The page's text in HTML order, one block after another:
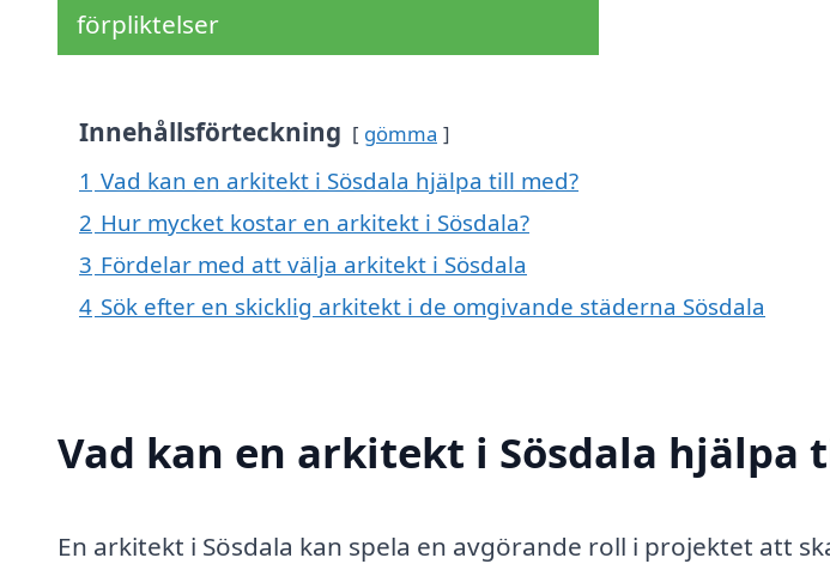
förpliktelser
Innehållsförteckning gömma
1 Vad kan en arkitekt i Sösdala hjälpa till med?
2 Hur mycket kostar en arkitekt i Sösdala?
3 Fördelar med att välja arkitekt i Sösdala
4 Sök efter en skicklig arkitekt i de omgivande städerna Sösdala
Vad kan en arkitekt i Sösdala hjälpa
En arkitekt i Sösdala kan spela en avgörande roll i projektet att